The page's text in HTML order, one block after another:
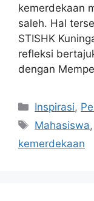
kemerdekaan
saleh. Hal
STISHK
refleksi
dengan
Kategori
Inspirasi,
Tag
Mahasiswa,
kemerdekaan